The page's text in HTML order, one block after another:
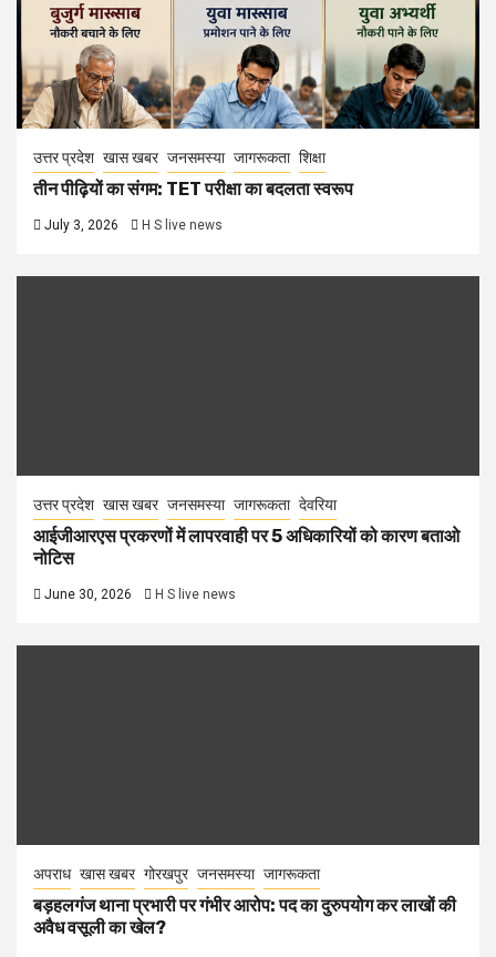
उत्तर प्रदेश खास खबर जनसमस्या जागरूकता शिक्षा
तीन पीढ़ियों का संगम: TET परीक्षा का बदलता स्वरूप
July 3, 2026 H S live news
उत्तर प्रदेश खास खबर जनसमस्या जागरूकता देवरिया
आईजीआरएस प्रकरणों में लापरवाही पर 5 अधिकारियों को कारण बताओ
नोटिस
June 30, 2026 H S live news
अपराध खास खबर गोरखपुर जनसमस्या जागरूकता
बड़हलगंज थाना प्रभारी पर गंभीर आरोप: पद का दुरुपयोग कर लाखों की
अवैध वसूली का खेल?